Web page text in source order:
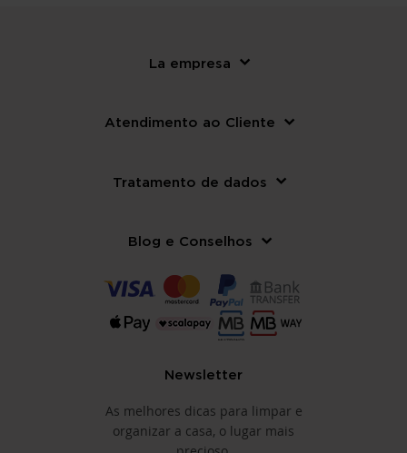
La empresa
Atendimento ao Cliente
Tratamento de dados
Blog e Conselhos
Newsletter
As melhores dicas para limpar e
organizar a casa, o lugar mais